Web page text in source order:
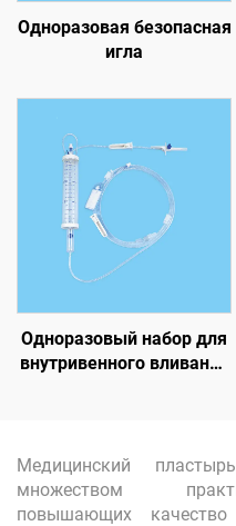
Одноразовая безопасная
игла
Одноразовый набор для
внутривенного вливания
Медицинский
множеством
повышающих